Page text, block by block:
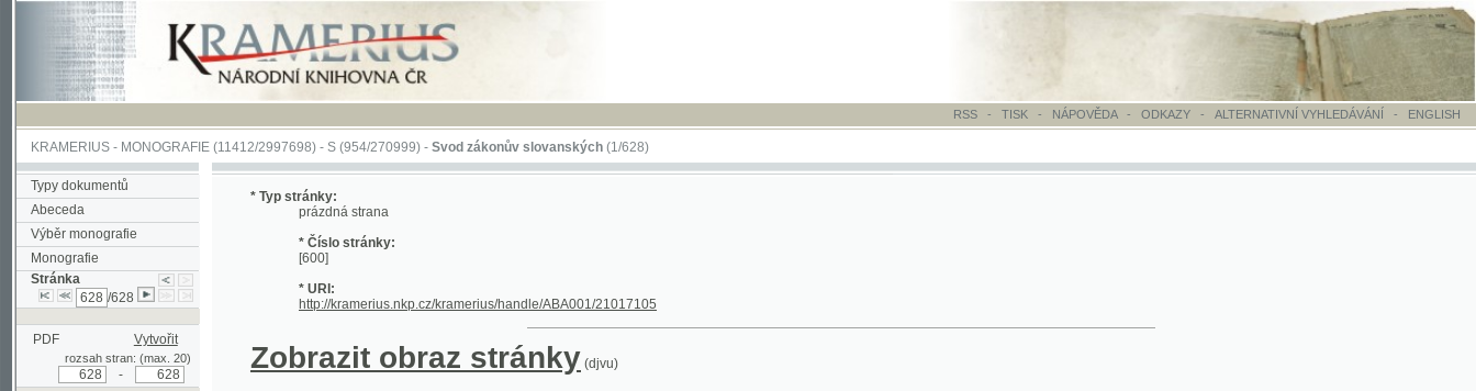
RSS - TISK-NÁPOVĚDA - ODKAZY - ALTERNATIVNÍ VYHLEDÁVÁNÍ- ENGLISH
KRAMERIUS-MONOGRAFIE(11412/2997698) -S (954/270999)-Svod zákonův slovanských(1/628)
Typy dokumentů
Abeceda
Výběr monografie
Monografie
Stránka
/628
PDF Vytvořit
rozsah stran: (max. 20)
* Typ stránky:
prázdná strana
* Číslo stránky:
* URI:
Zobrazit obraz stránky(djvu)